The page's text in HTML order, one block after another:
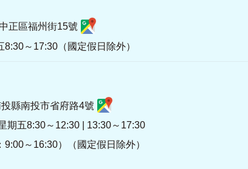
正區福州街15號
～17:30（國定假日除外）
縣南投市省府路4號
期五8:30～12:30 | 13:30～17:30
9:00～16:30）（國定假日除外）